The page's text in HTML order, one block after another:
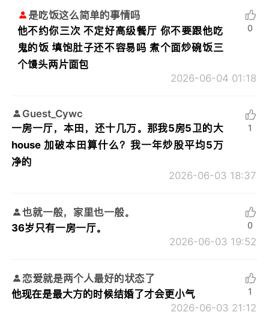
是吃饭这么简单的事情吗
他不约你三次 不定好高级餐厅 你不要跟他吃
鬼的饭 填饱肚子还不容易吗 煮个面炒碗饭三
个馒头两片面包
2026-06-04 01:18
0
Guest_Cywc
一房一厅，本田，还十几万。那我5房5卫的大
house 加破本田算什么？我一年炒股平均5万
净的
2026-06-03 18:37
1
也就一般，家里也一般。
36岁只有一房一厅。
2026-06-03 19:52
0
恋爱就是两个人最好的状态了
他现在是最大方的时候结婚了才会更小气
2026-06-03 21:12
1